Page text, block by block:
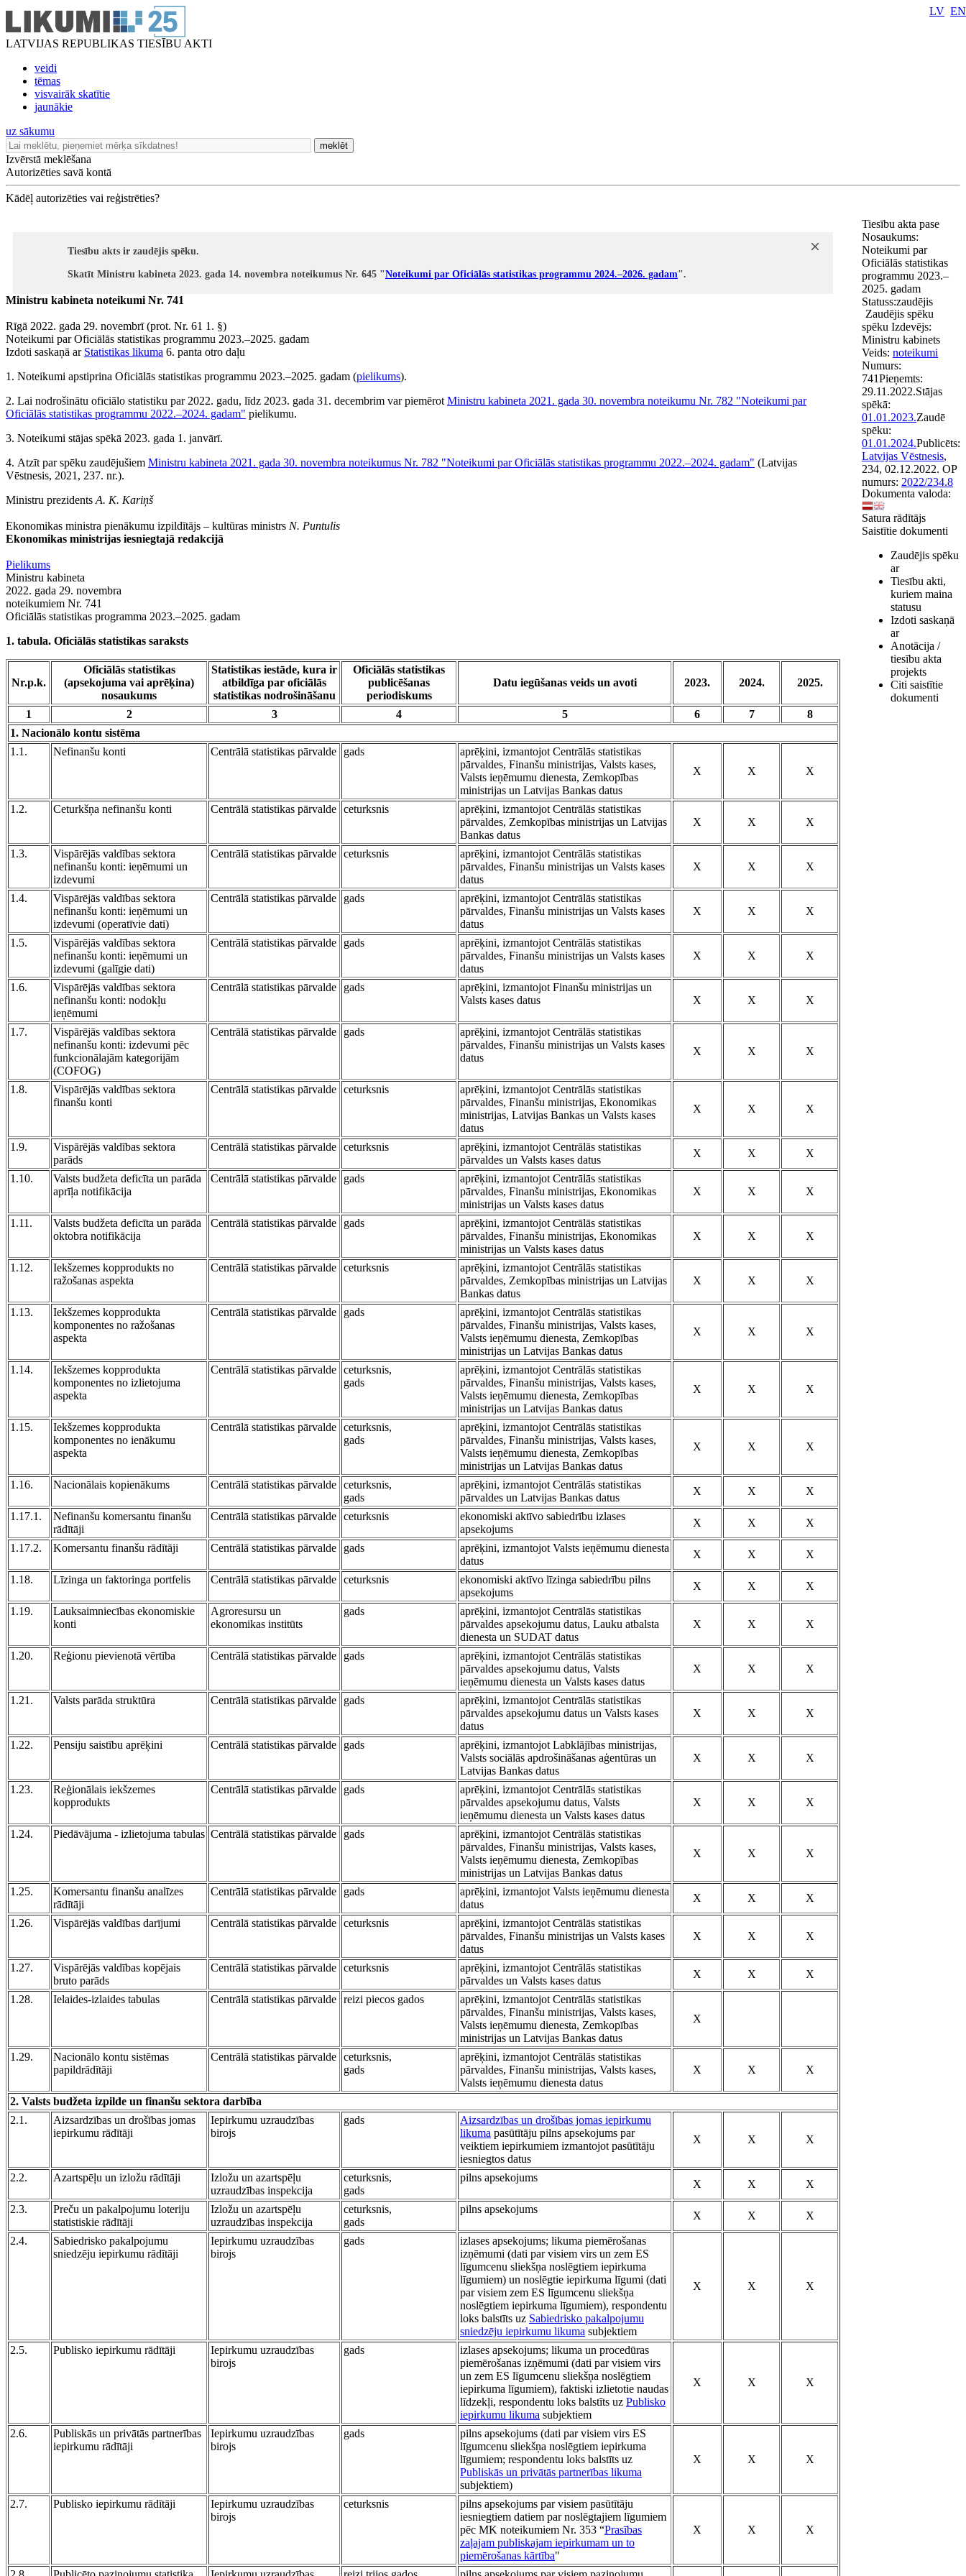
LATVIJAS REPUBLIKAS TIESĪBU AKTI
veidi
tēmas
visvairāk skatītie
jaunākie
LV EN
uz sākumu
meklēt
Izvērstā meklēšana
Autorizēties savā kontā
Kādēļ autorizēties vai reģistrēties?
Tiesību akts ir zaudējis spēku.
Skatīt Ministru kabineta 2023. gada 14. novembra noteikumus Nr. 645 "Noteikumi par Oficiālās statistikas programmu 2024.–2026. gadam".
Ministru kabineta noteikumi Nr. 741
Rīgā 2022. gada 29. novembrī (prot. Nr. 61 1. §)
Noteikumi par Oficiālās statistikas programmu 2023.–2025. gadam
Izdoti saskaņā ar Statistikas likuma 6. panta otro daļu
1. Noteikumi apstiprina Oficiālās statistikas programmu 2023.–2025. gadam (​pielikums).
2. Lai nodrošinātu oficiālo statistiku par 2022. gadu, līdz 2023. gada 31. decembrim var piemērot Ministru kabineta 2021. gada 30. novembra noteikumu Nr. 782 "Noteikumi par
Oficiālās statistikas programmu 2022.–2024. gadam" pielikumu.
3. Noteikumi stājas spēkā 2023. gada 1. janvārī.
4. Atzīt par spēku zaudējušiem Ministru kabineta 2021. gada 30. novembra noteikumus Nr. 782 "Noteikumi par Oficiālās statistikas programmu 2022.–2024. gadam" (Latvijas
Vēstnesis, 2021, 237. nr.).
Ministru prezidents A. K. Kariņš
Ekonomikas ministra pienākumu izpildītājs ‒ kultūras ministrs N. Puntulis
Ekonomikas ministrijas iesniegtajā redakcijā
Pielikums
Ministru kabineta
2022. gada 29. novembra
noteikumiem Nr. 741
Oficiālās statistikas programma 2023.–2025. gadam
1. tabula. Oficiālās statistikas saraksts
Nr.p.k.
Oficiālās statistikas
(apsekojuma vai aprēķina)
nosaukums
Statistikas iestāde, kura ir
atbildīga par oficiālās
statistikas nodrošināšanu
Oficiālās statistikas
publicēšanas
periodiskums
Datu iegūšanas veids un avoti 2023. 2024. 2025.
1 2 3 4 5 6 7
8
1. Nacionālo kontu sistēma
1.1.
Nefinanšu konti Centrālā statistikas pārvalde gads
aprēķini, izmantojot Centrālās statistikas
pārvaldes, Finanšu ministrijas, Valsts kases,
Valsts ieņēmumu dienesta, Zemkopības
ministrijas un Latvijas Bankas datus
X X X
1.2. Ceturkšņa nefinanšu konti Centrālā statistikas pārvalde ceturksnis
aprēķini, izmantojot Centrālās statistikas
pārvaldes, Zemkopības ministrijas un Latvijas
Bankas datus
X X X
1.3.
Vispārējās valdības sektora
nefinanšu konti: ieņēmumi un
izdevumi
Centrālā statistikas pārvalde ceturksnis
aprēķini, izmantojot Centrālās statistikas
pārvaldes, Finanšu ministrijas un Valsts kases
datus
X X X
1.4.
Vispārējās valdības sektora
nefinanšu konti: ieņēmumi un
izdevumi (operatīvie dati)
Centrālā statistikas pārvalde gads
aprēķini, izmantojot Centrālās statistikas
pārvaldes, Finanšu ministrijas un Valsts kases
datus
X X X
1.5.
Vispārējās valdības sektora
nefinanšu konti: ieņēmumi un
izdevumi (galīgie dati)
Centrālā statistikas pārvalde gads
aprēķini, izmantojot Centrālās statistikas
pārvaldes, Finanšu ministrijas un Valsts kases
datus
X X X
1.6.
Vispārējās valdības sektora
nefinanšu konti: nodokļu
ieņēmumi
Centrālā statistikas pārvalde gads
aprēķini, izmantojot Finanšu ministrijas un
Valsts kases datus
X X X
1.7.
Vispārējās valdības sektora
nefinanšu konti: izdevumi pēc
funkcionālajām kategorijām
(COFOG)
Centrālā statistikas pārvalde gads
aprēķini, izmantojot Centrālās statistikas
pārvaldes, Finanšu ministrijas un Valsts kases
datus
X X X
1.8.
Vispārējās valdības sektora
finanšu konti
Centrālā statistikas pārvalde ceturksnis
aprēķini, izmantojot Centrālās statistikas
pārvaldes, Finanšu ministrijas, Ekonomikas
ministrijas, Latvijas Bankas un Valsts kases
datus
X X X
1.9.
Vispārējās valdības sektora
parāds
Centrālā statistikas pārvalde ceturksnis
aprēķini, izmantojot Centrālās statistikas
pārvaldes un Valsts kases datus
X X X
1.10.
Valsts budžeta deficīta un parāda
aprīļa notifikācija
Centrālā statistikas pārvalde gads
aprēķini, izmantojot Centrālās statistikas
pārvaldes, Finanšu ministrijas, Ekonomikas
ministrijas un Valsts kases datus
X X X
1.11.
Valsts budžeta deficīta un parāda
oktobra notifikācija
Centrālā statistikas pārvalde gads
aprēķini, izmantojot Centrālās statistikas
pārvaldes, Finanšu ministrijas, Ekonomikas
ministrijas un Valsts kases datus
X X X
1.12.
Iekšzemes kopprodukts no
ražošanas aspekta
Centrālā statistikas pārvalde ceturksnis
aprēķini, izmantojot Centrālās statistikas
pārvaldes, Zemkopības ministrijas un Latvijas
Bankas datus
X X X
1.13.
Iekšzemes kopprodukta
komponentes no ražošanas
aspekta
Centrālā statistikas pārvalde gads
aprēķini, izmantojot Centrālās statistikas
pārvaldes, Finanšu ministrijas, Valsts kases,
Valsts ieņēmumu dienesta, Zemkopības
ministrijas un Latvijas Bankas datus
X X X
1.14.
Iekšzemes kopprodukta
komponentes no izlietojuma
aspekta
Centrālā statistikas pārvalde ceturksnis,
gads
aprēķini, izmantojot Centrālās statistikas
pārvaldes, Finanšu ministrijas, Valsts kases,
Valsts ieņēmumu dienesta, Zemkopības
ministrijas un Latvijas Bankas datus
X X X
1.15.
Iekšzemes kopprodukta
komponentes no ienākumu
aspekta
Centrālā statistikas pārvalde ceturksnis,
gads
aprēķini, izmantojot Centrālās statistikas
pārvaldes, Finanšu ministrijas, Valsts kases,
Valsts ieņēmumu dienesta, Zemkopības
ministrijas un Latvijas Bankas datus
X X X
1.16. Nacionālais kopienākums Centrālā statistikas pārvalde ceturksnis,
gads
aprēķini, izmantojot Centrālās statistikas
pārvaldes un Latvijas Bankas datus
X X X
1.17.1.
Nefinanšu komersantu finanšu
rādītāji
Centrālā statistikas pārvalde ceturksnis
ekonomiski aktīvo sabiedrību izlases
apsekojums
X X X
1.17.2. Komersantu finanšu rādītāji Centrālā statistikas pārvalde gads
aprēķini, izmantojot Valsts ieņēmumu dienesta
datus
X X X
1.18. Līzinga un faktoringa portfelis Centrālā statistikas pārvalde ceturksnis
ekonomiski aktīvo līzinga sabiedrību pilns
apsekojums
X X X
1.19.
Lauksaimniecības ekonomiskie
konti
Agroresursu un
ekonomikas institūts
gads
aprēķini, izmantojot Centrālās statistikas
pārvaldes apsekojumu datus, Lauku atbalsta
dienesta un SUDAT datus
X X X
1.20. Reģionu pievienotā vērtība Centrālā statistikas pārvalde gads
aprēķini, izmantojot Centrālās statistikas
pārvaldes apsekojumu datus, Valsts
ieņēmumu dienesta un Valsts kases datus
X X X
1.21. Valsts parāda struktūra Centrālā statistikas pārvalde gads
aprēķini, izmantojot Centrālās statistikas
pārvaldes apsekojumu datus un Valsts kases
datus
X X X
1.22. Pensiju saistību aprēķini Centrālā statistikas pārvalde gads
aprēķini, izmantojot Labklājības ministrijas,
Valsts sociālās apdrošināšanas aģentūras un
Latvijas Bankas datus
X X X
1.23.
Reģionālais iekšzemes
kopprodukts
Centrālā statistikas pārvalde gads
aprēķini, izmantojot Centrālās statistikas
pārvaldes apsekojumu datus, Valsts
ieņēmumu dienesta un Valsts kases datus
X X X
1.24. Piedāvājuma - izlietojuma tabulas Centrālā statistikas pārvalde gads
aprēķini, izmantojot Centrālās statistikas
pārvaldes, Finanšu ministrijas, Valsts kases,
Valsts ieņēmumu dienesta, Zemkopības
ministrijas un Latvijas Bankas datus
X X X
1.25.
Komersantu finanšu analīzes
rādītāji
Centrālā statistikas pārvalde gads
aprēķini, izmantojot Valsts ieņēmumu dienesta
datus
X X X
1.26. Vispārējās valdības darījumi Centrālā statistikas pārvalde ceturksnis
aprēķini, izmantojot Centrālās statistikas
pārvaldes, Finanšu ministrijas un Valsts kases
datus
X X X
1.27.
Vispārējās valdības kopējais
bruto parāds
Centrālā statistikas pārvalde ceturksnis
aprēķini, izmantojot Centrālās statistikas
pārvaldes un Valsts kases datus
X X X
1.28. Ielaides-izlaides tabulas Centrālā statistikas pārvalde reizi piecos gados
aprēķini, izmantojot Centrālās statistikas
pārvaldes, Finanšu ministrijas, Valsts kases,
Valsts ieņēmumu dienesta, Zemkopības
ministrijas un Latvijas Bankas datus
X
1.29.
Nacionālo kontu sistēmas
papildrādītāji
Centrālā statistikas pārvalde ceturksnis,
gads
aprēķini, izmantojot Centrālās statistikas
pārvaldes, Finanšu ministrijas, Valsts kases,
Valsts ieņēmumu dienesta datus
X X X
2. Valsts budžeta izpilde un finanšu sektora darbība
2.1.
Aizsardzības un drošības jomas
iepirkumu rādītāji
Iepirkumu uzraudzības
birojs
gads
Aizsardzības un drošības jomas iepirkumu
likuma pasūtītāju pilns apsekojums par
veiktiem iepirkumiem izmantojot pasūtītāju
iesniegtos datus
X X X
2.2. Azartspēļu un izložu rādītāji
Izložu un azartspēļu
uzraudzības inspekcija
ceturksnis,
gads
pilns apsekojums
X X X
2.3.
Preču un pakalpojumu loteriju
statistiskie rādītāji
Izložu un azartspēļu
uzraudzības inspekcija
ceturksnis,
gads
pilns apsekojums
X X X
2.4.
Sabiedrisko pakalpojumu
sniedzēju iepirkumu rādītāji
Iepirkumu uzraudzības
birojs
gads
izlases apsekojums; likuma piemērošanas
izņēmumi (dati par visiem virs un zem ES
līgumcenu sliekšņa noslēgtiem iepirkuma
līgumiem) un noslēgtie iepirkuma līgumi (dati
par visiem zem ES līgumcenu sliekšņa
noslēgtiem iepirkuma līgumiem), respondentu
loks balstīts uz Sabiedrisko pakalpojumu
sniedzēju iepirkumu likuma subjektiem
X X X
2.5. Publisko iepirkumu rādītāji
Iepirkumu uzraudzības
birojs
gads
izlases apsekojums; likuma un procedūras
piemērošanas izņēmumi (dati par visiem virs
un zem ES līgumcenu sliekšņa noslēgtiem
iepirkuma līgumiem), faktiski izlietotie naudas
līdzekļi, respondentu loks balstīts uz Publisko
iepirkumu likuma subjektiem
X X X
2.6.
Publiskās un privātās partnerības
iepirkumu rādītāji
Iepirkumu uzraudzības
birojs
gads
pilns apsekojums (dati par visiem virs ES
līgumcenu sliekšņa noslēgtiem iepirkuma
līgumiem; respondentu loks balstīts uz
Publiskās un privātās partnerības likuma
subjektiem)
X X X
2.7. Publisko iepirkumu rādītāji
Iepirkumu uzraudzības
birojs
ceturksnis
pilns apsekojums par visiem pasūtītāju
iesniegtiem datiem par noslēgtajiem līgumiem
pēc MK noteikumiem Nr. 353 “Prasības
zaļajam publiskajam iepirkumam un to
piemērošanas kārtība"
X X X
Tiesību akta pase
Nosaukums:
Noteikumi par
Oficiālās statistikas
programmu 2023.–
2025. gadam
Statuss:
Zaudējis spēku
zaudējis
spēku Izdevējs:
Ministru kabinets
Veids: noteikumi
Numurs:
741Pieņemts:
29.11.2022.Stājas
spēkā:
01.01.2023.Zaudē
spēku:
01.01.2024.Publicēts:
Latvijas Vēstnesis,
234, 02.12.2022. OP
numurs: 2022/234.8
Dokumenta valoda:
Satura rādītājs
Saistītie dokumenti
Zaudējis spēku
ar
Tiesību akti,
kuriem maina
statusu
Izdoti saskaņā
ar
Anotācija /
tiesību akta
projekts
Citi saistītie
dokumenti